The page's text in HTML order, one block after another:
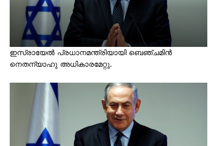
ഇസ്രായേൽ പ്രധാനമന്ത്രിയായി ബെഞ്ചമിൻ
നെതന്യാഹു അധികാരമേറ്റു.